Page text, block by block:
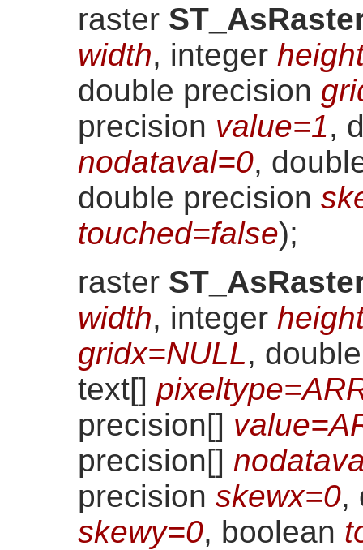
raster
width, integer
double precision
precision value=1,
nodataval=0,
double precision
touched=false);
raster
width, integer
gridx=NULL,
text[]
precision[]
precision[]
precision skewx=0,
skewy=0, boolean